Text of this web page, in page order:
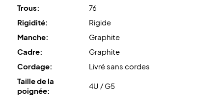
Trous:
76
Rigidité:
Rigide
Manche:
Graphite
Cadre:
Graphite
Cordage:
Livré sans cordes
Taille de la
poignée:
4U / G5